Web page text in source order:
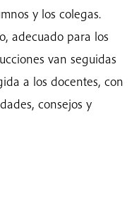
y los colegas.
adecuado para los
van seguidas
a los docentes, con
consejos y